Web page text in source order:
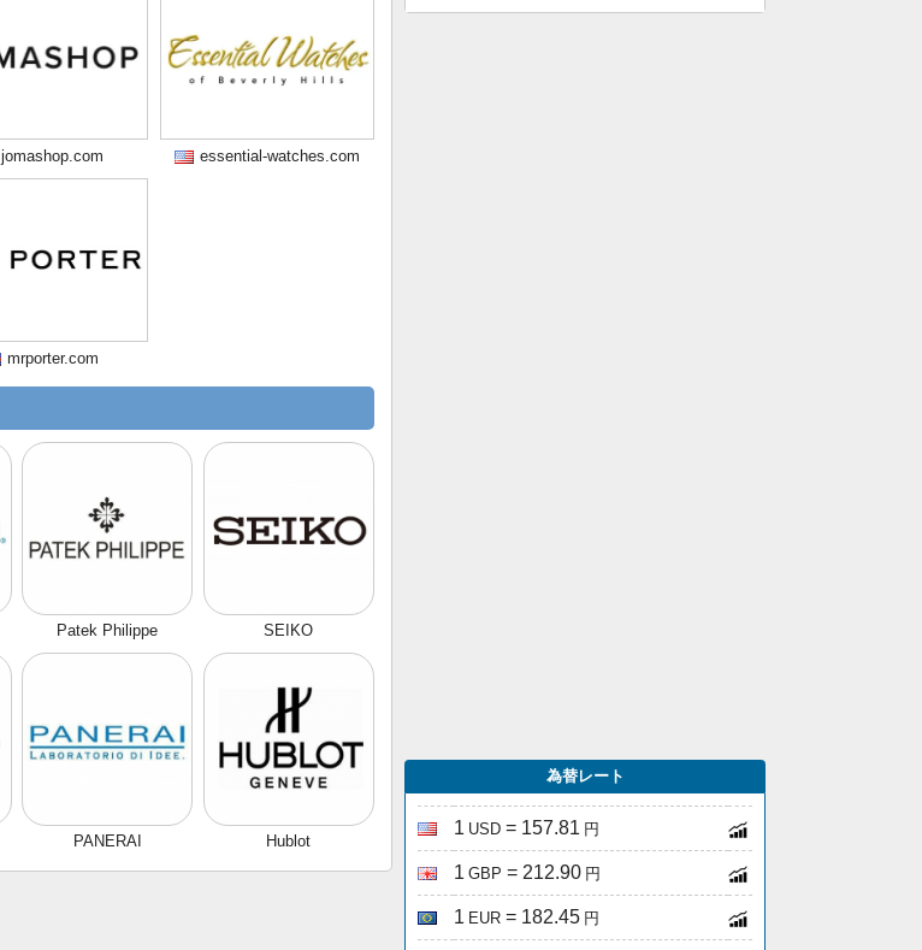
jomashop.com essential-watches.com
mrporter.com
Patek Philippe SEIKO
PANERAI Hublot
為替レート
1 USD = 157.81 円
1 GBP = 212.90 円
1 EUR = 182.45 円